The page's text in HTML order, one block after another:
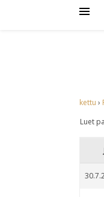
kettu ›
Luet